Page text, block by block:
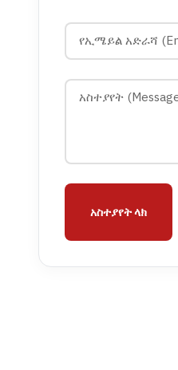
አስተያየት ላክ